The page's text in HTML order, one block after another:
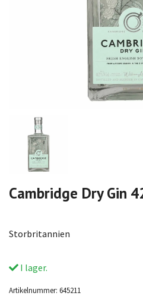
Cambridge Dry Gin
Storbritannien
I lager.
Artikelnummer: 645211